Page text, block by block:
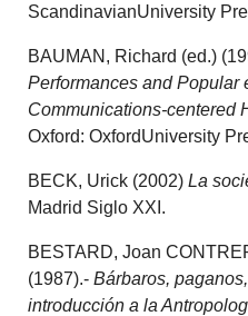
ScandinavianUniversity
BAUMAN, Richard (ed.)
Performances and Popular
Communications-centered
Oxford: OxfordUniversity
BECK, Urick (2002)La
Madrid Siglo XXI.
BESTARD, Joan
(1987).-Bárbaros,
introducción a la